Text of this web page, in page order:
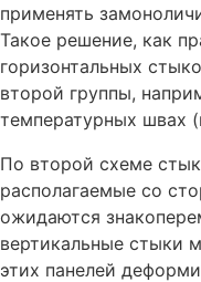
применять
Такое решение, как
горизонтальных
второй группы,
температурных швах
По второй схеме
располагаемые со
ожидаются
вертикальные стыки
этих панелей